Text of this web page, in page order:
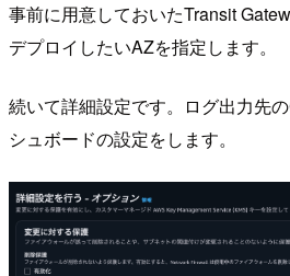
事前に用意しておいたTransit
デプロイしたいAZを指定します。
続いて詳細設定です。ログ出力先
シュボードの設定をします。